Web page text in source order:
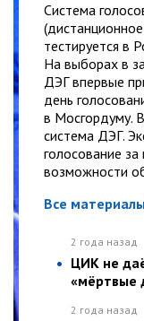
Система
тестируется в
На выборах в
ДЭГ впервые
день
в Мосгордуму.
система ДЭГ.
голосование
возможности
Все
2 года назад
ЦИК не
«мёртвые
2 года назад